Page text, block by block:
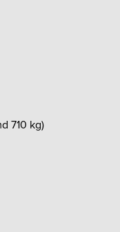
710 kg)